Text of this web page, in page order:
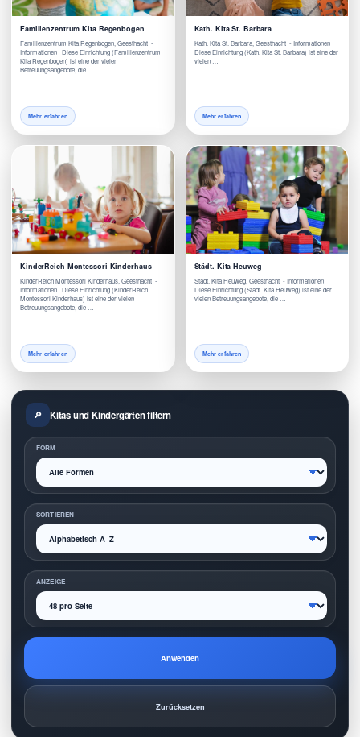
Familienzentrum Kita Regenbogen
Familienzentrum Kita Regenbogen, Geesthacht -
Informationen Diese Einrichtung (Familienzentrum
Kita Regenbogen) ist eine der vielen
Betreuungsangebote, die …
Mehr erfahren
Kath. Kita St. Barbara
Kath. Kita St. Barbara, Geesthacht - Informationen
Diese Einrichtung (Kath. Kita St. Barbara) ist eine der
vielen …
Mehr erfahren
KinderReich Montessori Kinderhaus
KinderReich Montessori Kinderhaus, Geesthacht -
Informationen Diese Einrichtung (KinderReich
Montessori Kinderhaus) ist eine der vielen
Betreuungsangebote, die …
Mehr erfahren
Städt. Kita Heuweg
Städt. Kita Heuweg, Geesthacht - Informationen
Diese Einrichtung (Städt. Kita Heuweg) ist eine der
vielen Betreuungsangebote, die …
Mehr erfahren
Kitas und Kindergärten filtern
FORM
SORTIEREN
ANZEIGE
Anwenden
Zurücksetzen